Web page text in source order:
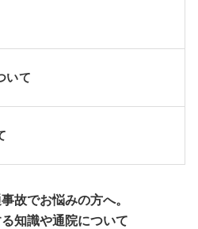
いて
故でお悩みの方へ。
知識や通院について